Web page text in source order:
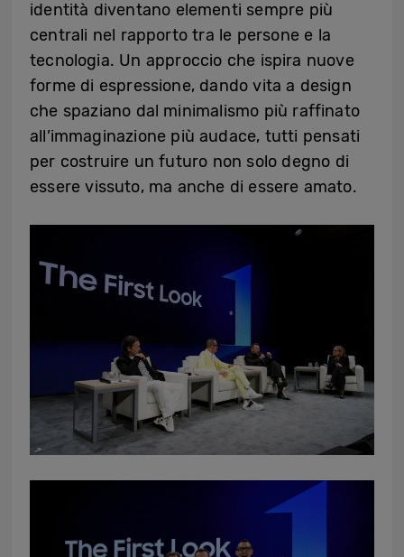
identità diventano elementi sempre più
centrali nel rapporto tra le persone e la
tecnologia. Un approccio che ispira nuove
forme di espressione, dando vita a design
che spaziano dal minimalismo più raffinato
all’immaginazione più audace, tutti pensati
per costruire un futuro non solo degno di
essere vissuto, ma anche di essere amato.